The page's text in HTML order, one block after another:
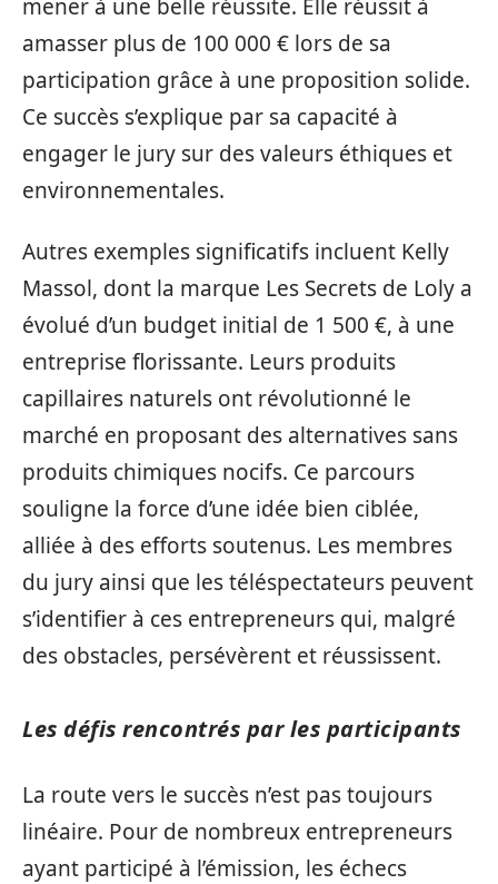
mener à une belle réussite. Elle réussit à
amasser plus de 100 000 € lors de sa
participation grâce à une proposition solide.
Ce succès s’explique par sa capacité à
engager le jury sur des valeurs éthiques et
environnementales.
Autres exemples significatifs incluent Kelly
Massol, dont la marque Les Secrets de Loly a
évolué d’un budget initial de 1 500 €, à une
entreprise florissante. Leurs produits
capillaires naturels ont révolutionné le
marché en proposant des alternatives sans
produits chimiques nocifs. Ce parcours
souligne la force d’une idée bien ciblée,
alliée à des efforts soutenus. Les membres
du jury ainsi que les téléspectateurs peuvent
s’identifier à ces entrepreneurs qui, malgré
des obstacles, persévèrent et réussissent.
Les défis rencontrés par les participants
La route vers le succès n’est pas toujours
linéaire. Pour de nombreux entrepreneurs
ayant participé à l’émission, les échecs